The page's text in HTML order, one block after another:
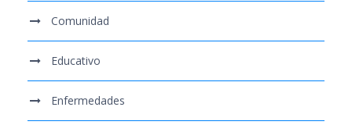
Comunidad
Educativo
Enfermedades